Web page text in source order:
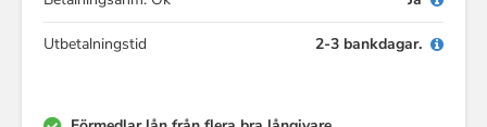
Utbetalningstid 2-3 bankdagar.